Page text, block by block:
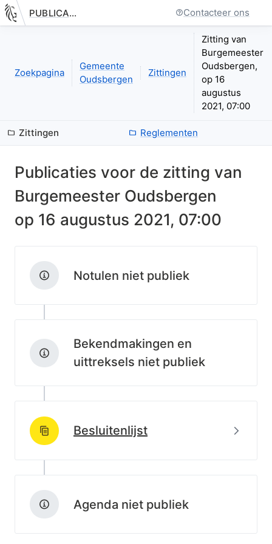
Nieuwe pagina: bestuurseenheid.zittingen.zitting.index
PUBLICATIE.GELINKT-NOTULEREN.VLAANDEREN.BE Contacteer ons
Zoekpagina
Gemeente
Oudsbergen
Zittingen
Zitting van
Burgemeester
Oudsbergen,
op 16
augustus
2021, 07:00
Zittingen Reglementen
Publicaties voor de zitting van
Burgemeester Oudsbergen
op 16 augustus 2021, 07:00
Notulen niet publiek
Bekendmakingen en
uittreksels niet publiek
Besluitenlijst
http://data.lblod.info/id/lblod/besluitenlijsten/eff82f90-
Agenda niet publiek